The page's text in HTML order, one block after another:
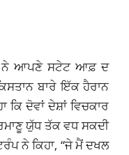
ਨੇ ਆਪਣੇ ਸਟੇਟ ਆਫ਼ ਦ
ਬਾਰੇ ਇੱਕ ਹੈਰਾਨ
ਕਿ ਦੋਵਾਂ ਦੇਸ਼ਾਂ ਵਿਚਕਾਰ
ਯੁੱਧ ਤੱਕ ਵਧ ਸਕਦੀ
ਨੇ ਕਿਹਾ, “ਜੇ ਮੈਂ ਦਖਲ